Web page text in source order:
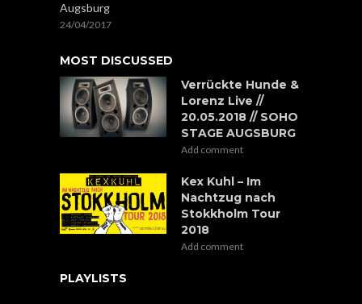
Augsburg
24/04/2017
MOST DISCUSSED
Verrückte Hunde &
Lorenz Live //
20.05.2018 // SOHO
STAGE AUGSBURG
Add comment
Kex Kuhl – Im
Nachtzug nach
Stokkholm Tour
2018
Add comment
PLAYLISTS